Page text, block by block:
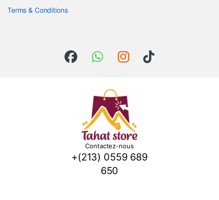
Terms & Conditions
Contactez-nous
+(213) 0559 689
650